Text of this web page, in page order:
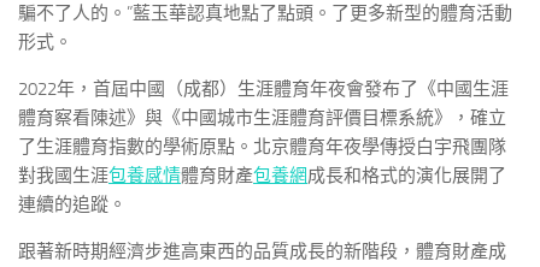
騙不了人的。”藍玉華認真地點了點頭。了更多新型的體育活動
形式。
2022年，首屆中國（成都）生涯體育年夜會發布了《中國生涯
體育察看陳述》與《中國城市生涯體育評價目標系統》，確立
了生涯體育指數的學術原點。北京體育年夜學傳授白宇飛團隊
對我國生涯包養感情體育財產包養網成長和格式的演化展開了
連續的追蹤。
跟著新時期經濟步進高東西的品質成長的新階段，體育財產成